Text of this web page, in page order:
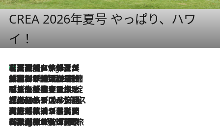
CREA 2026年夏号 やっぱり、ハワ
イ！
3 Hours Ago
【厳選旅コスメ】「多機能アイテムがメイン！」旅好き美容エディターが選んだ夏旅ベストコスメを発表【Mサイズジップ】
2026.8.6
「荷物が増えるほど旅ストレスは増す」美容ジャーナリストがたどり着いた最終結論。“化粧品を劇的に減らす”感動の凝縮美容とは
2026.8.6
「旅先には金髪ウィッグを持参」日本と同じメイクでは損してる!? 美容ジャーナリストが提案する“掟破りの旅美容”とは
2026.8.6
【厳選旅コスメ】「身軽さ＆UV対策重視！」ヘアアーティストshucoが選んだ夏旅ベストコスメを発表【Mサイズジップ】
2026.8.5
【厳選旅コスメ】国内をあちこち移動する河井菜摘が選んだ夏旅ベストコスメ発表！「リラックスアイテムはマスト」【Mサイズジップ】
2026.8.4
【厳選旅コスメ】「紫外線＆乾燥対策しながらメイク感も！」ヘア＆メイクGeorgeが選んだ夏旅ベストコスメを発表！【Mサイズジップ】